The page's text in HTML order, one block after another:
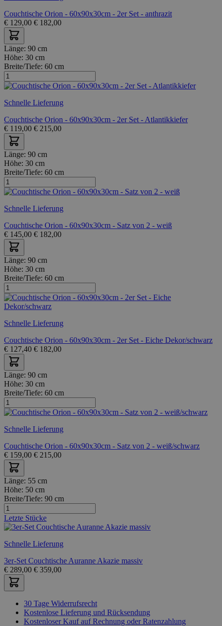
Couchtische Orion - 60x90x30cm - 2er Set - anthrazit
€ 129,00 € 182,00
Länge: 90 cm
Höhe: 30 cm
Breite/Tiefe: 60 cm
Schnelle Lieferung
Couchtische Orion - 60x90x30cm - 2er Set - Atlantikkiefer
€ 119,00 € 215,00
Länge: 90 cm
Höhe: 30 cm
Breite/Tiefe: 60 cm
Schnelle Lieferung
Couchtische Orion - 60x90x30cm - Satz von 2 - weiß
€ 145,00 € 182,00
Länge: 90 cm
Höhe: 30 cm
Breite/Tiefe: 60 cm
Schnelle Lieferung
Couchtische Orion - 60x90x30cm - 2er Set - Eiche Dekor/schwarz
€ 127,40 € 182,00
Länge: 90 cm
Höhe: 30 cm
Breite/Tiefe: 60 cm
Schnelle Lieferung
Couchtische Orion - 60x90x30cm - Satz von 2 - weiß/schwarz
€ 159,00 € 215,00
Länge: 55 cm
Höhe: 50 cm
Breite/Tiefe: 90 cm
Letzte Stücke
Schnelle Lieferung
3er-Set Couchtische Auranne Akazie massiv
€ 289,00 € 359,00
30 Tage Widerrufsrecht
Kostenlose Lieferung und Rücksendung
Kostenloser Kauf auf Rechnung oder Ratenzahlung